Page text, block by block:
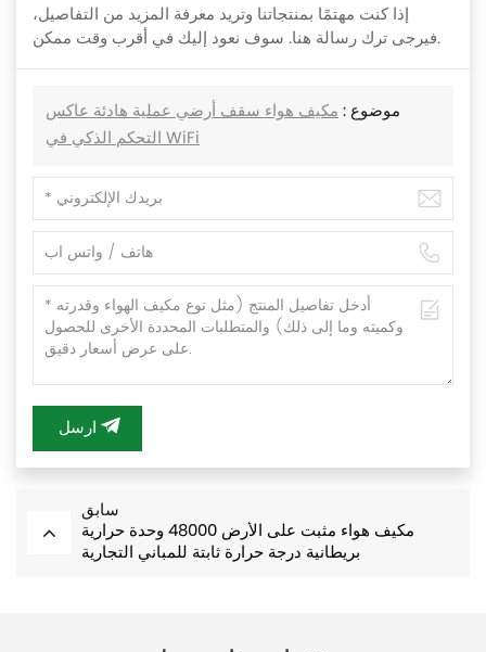
إذا كنت مهتمًا بمنتجاتنا وتريد معرفة المزيد من التفاصيل،
فيرجى ترك رسالة هنا. سوف نعود إليك في أقرب وقت ممكن.
موضوع :مكيف هواء سقف أرضي عملية هادئة عاكس
التحكم الذكي في WiFi
ارسل
سابق
مكيف هواء مثبت على الأرض 48000 وحدة حرارية
بريطانية درجة حرارة ثابتة للمباني التجارية